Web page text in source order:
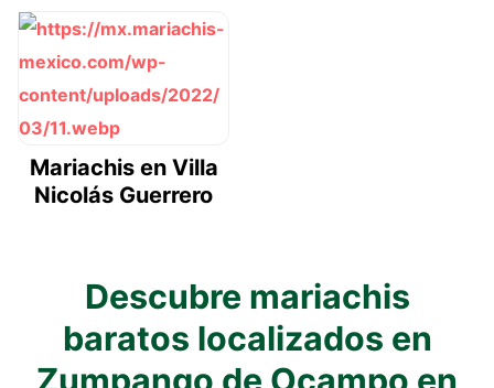
Mariachis en Villa
Nicolás Guerrero
Descubre mariachis
baratos localizados en
Zumpango de Ocampo en